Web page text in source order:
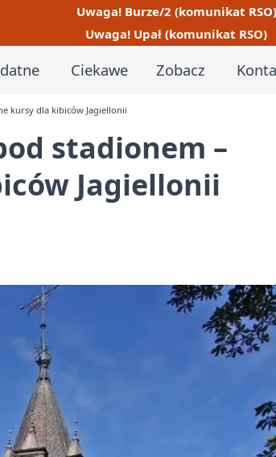
Uwaga! Burze/2 (komunikat RSO)
Uwaga! Upał (komunikat RSO)
Ciekawe Zobacz
kursy dla kibiców Jagiellonii
stadionem –
Jagiellonii